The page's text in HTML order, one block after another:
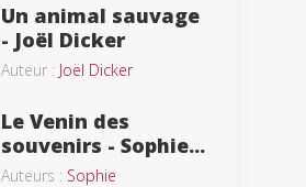
Un animal sauvage
- Joël Dicker
Auteur : Joël Dicker
Le Venin des
souvenirs - Sophie...
Auteurs : Sophie